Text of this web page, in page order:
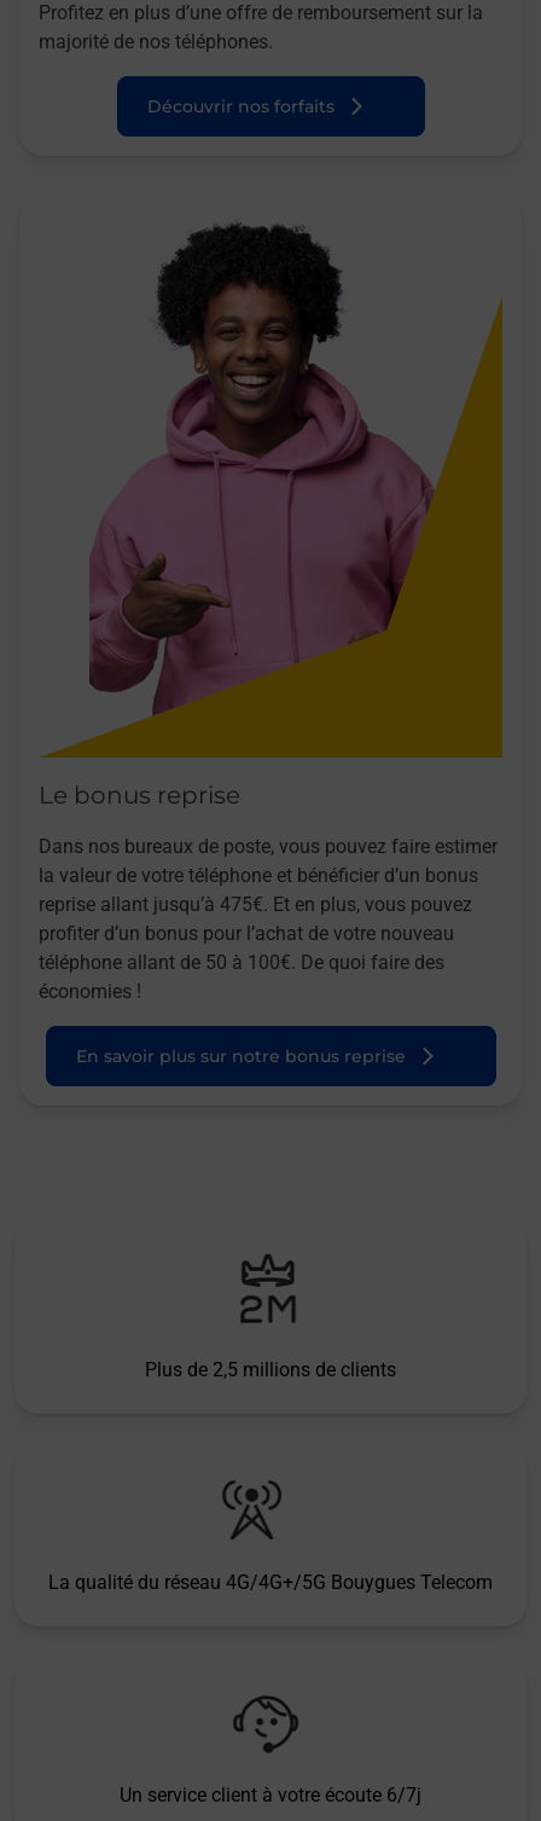
Profitez en plus d’une offre de remboursement sur la
majorité de nos téléphones.
Découvrir nos forfaits
Le bonus reprise
Dans nos bureaux de poste, vous pouvez faire estimer
la valeur de votre téléphone et bénéficier d’un bonus
reprise allant jusqu’à 475€. Et en plus, vous pouvez
profiter d’un bonus pour l’achat de votre nouveau
téléphone allant de 50 à 100€. De quoi faire des
économies !
En savoir plus sur notre bonus reprise
Plus de 2,5 millions de clients
La qualité du réseau 4G/4G+/5G Bouygues Telecom
Un service client à votre écoute 6/7j